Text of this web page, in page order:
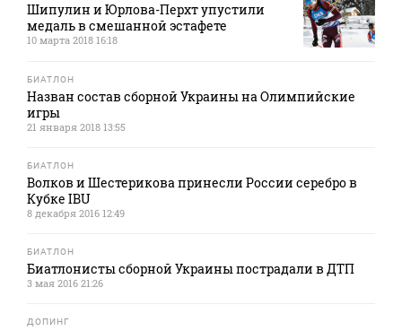
Шипулин и Юрлова-Перхт упустили
медаль в смешанной эстафете
10 марта 2018 16:18
БИАТЛОН
Назван состав сборной Украины на Олимпийские
игры
21 января 2018 13:55
БИАТЛОН
Волков и Шестерикова принесли России серебро в
Кубке IBU
8 декабря 2016 12:49
БИАТЛОН
Биатлонисты сборной Украины пострадали в ДТП
3 мая 2016 21:26
ДОПИНГ